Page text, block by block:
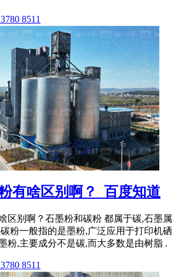
8511
有啥区别啊？_百度知道
区别啊？石墨粉和碳粉 都属于碳,石墨属
粉一般指的是墨粉,广泛应用于打印机硒
粉,主要成分不是碳,而大多数是由树脂 .
8511